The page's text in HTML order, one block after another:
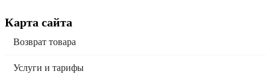
Карта сайта
Возврат товара
Услуги и тарифы